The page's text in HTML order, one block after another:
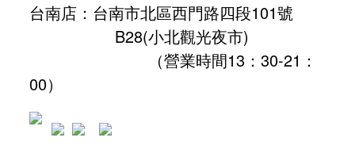
台南店：台南市北區西門路四段101號
B28(小北觀光夜市)
（營業時間13：30-21：
00）